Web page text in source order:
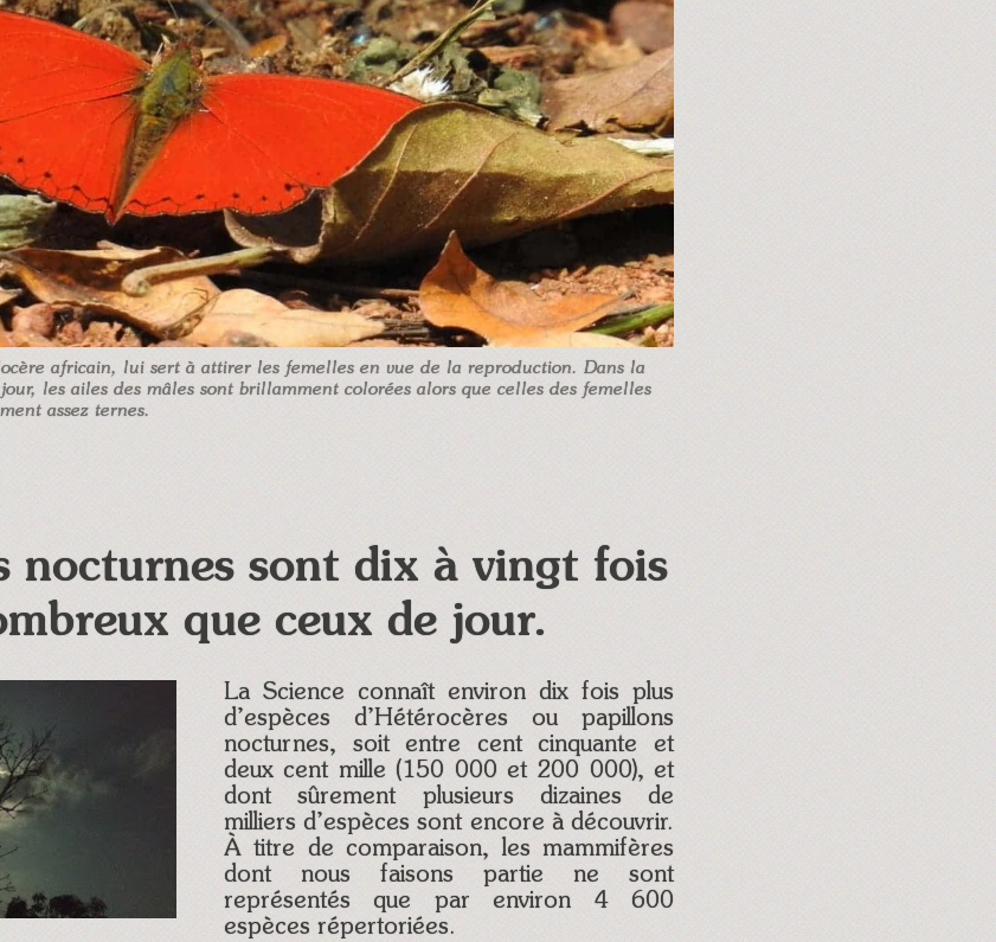
africain, lui sert à attirer les femelles en vue de la reproduction. Dans la
les ailes des mâles sont brillamment colorées alors que celles des femelles
assez ternes.
nocturnes sont dix à vingt fois
que ceux de jour.
La Science connaît environ dix fois plus
d’espèces d’Hétérocères ou papillons
nocturnes, soit entre cent cinquante et
deux cent mille (150 000 et 200 000), et
dont sûrement plusieurs dizaines de
milliers d’espèces sont encore à découvrir.
À titre de comparaison, les mammifères
dont nous faisons partie ne sont
représentés que par environ 4 600
espèces répertoriées.